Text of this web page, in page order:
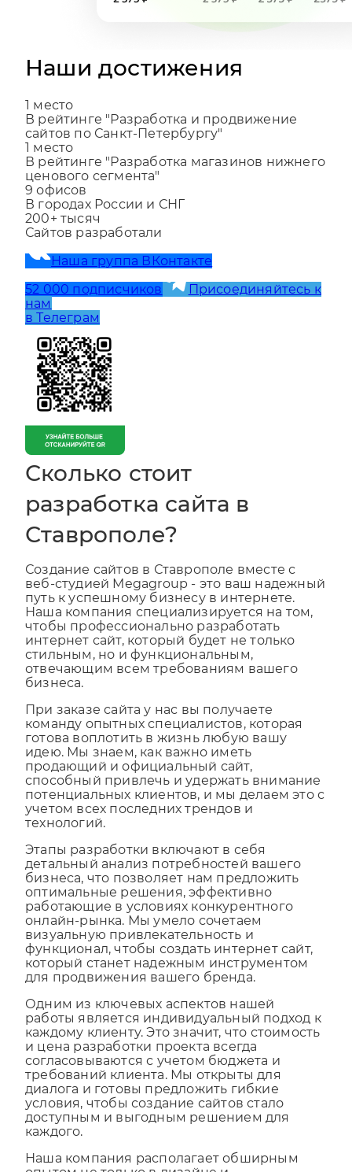
Наши достижения
1 место
В рейтинге "Разработка и продвижение
сайтов по Санкт-Петербургу"
1 место
В рейтинге "Разработка магазинов нижнего
ценового сегмента"
9офисов
В городах России и СНГ
200+ тысяч
Сайтов разработали
Наша группа ВКонтакте
52 000 подписчиков
Присоединяйтесь к
нам
в Телеграм
Сколько стоит
разработка сайта в
Ставрополе?
Создание сайтов в Ставрополе вместе с
веб-студией Megagroup - это ваш надежный
путь к успешному бизнесу в интернете.
Наша компания специализируется на том,
чтобы профессионально разработать
интернет сайт, который будет не только
стильным, но и функциональным,
отвечающим всем требованиям вашего
бизнеса.
При заказе сайта у нас вы получаете
команду опытных специалистов, которая
готова воплотить в жизнь любую вашу
идею. Мы знаем, как важно иметь
продающий и официальный сайт,
способный привлечь и удержать внимание
потенциальных клиентов, и мы делаем это с
учетом всех последних трендов и
технологий.
Этапы разработки включают в себя
детальный анализ потребностей вашего
бизнеса, что позволяет нам предложить
оптимальные решения, эффективно
работающие в условиях конкурентного
онлайн-рынка. Мы умело сочетаем
визуальную привлекательность и
функционал, чтобы создать интернет сайт,
который станет надежным инструментом
для продвижения вашего бренда.
Одним из ключевых аспектов нашей
работы является индивидуальный подход к
каждому клиенту. Это значит, что стоимость
и цена разработки проекта всегда
согласовываются с учетом бюджета и
требований клиента. Мы открыты для
диалога и готовы предложить гибкие
условия, чтобы создание сайтов стало
доступным и выгодным решением для
каждого.
Наша компания располагает обширным